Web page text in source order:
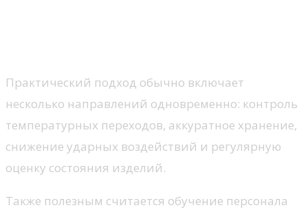
Практический подход обычно включает
несколько направлений одновременно: контроль
температурных переходов, аккуратное хранение,
снижение ударных воздействий и регулярную
оценку состояния изделий.
Также полезным считается обучение персонала